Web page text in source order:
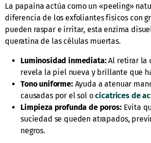
La papaína actúa como un «peeling»
diferencia de los exfoliantes físicos con
pueden raspar e irritar, esta enzima
queratina de las células muertas.
Luminosidad inmediata:Al retirar la
revela la piel nueva y brillante que
Tono uniforme:Ayuda a atenuar
causadas por el sol ocicatrices de
Limpieza profunda de poros:Evita
suciedad se queden atrapados,
negros.